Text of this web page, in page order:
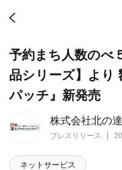
株式会社北の
プレスリリース
予約まち人数のべ
品シリーズ】より
パッチ』新発売
ネットサービス